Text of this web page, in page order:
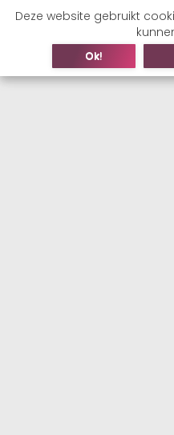
Deze website gebruikt
Ok!